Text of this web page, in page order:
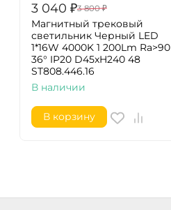
3 040 ₽3 800 ₽
Магнитный трековый
светильник Черный LED
1*16W 4000K 1 200Lm Ra>90
36° IP20 D45xH240 48
ST808.446.16
В наличии
В корзину